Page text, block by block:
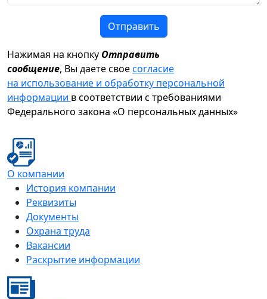
Отправить
Нажимая на кнопку Отправить
сообщение, Вы даете своесогласие
на использование и обработку персональной
информации в соответствии с требованиями
Федерального закона «О персональных данных»
О компании
История компании
Реквизиты
Документы
Охрана труда
Вакансии
Раскрытие информации